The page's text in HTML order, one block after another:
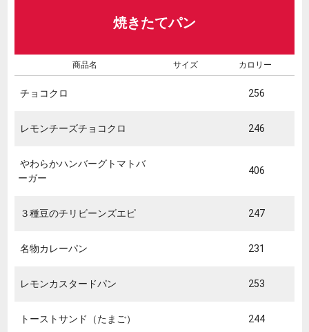
焼きたてパン
商品名 サイズ カロリー
チョコクロ 256
レモンチーズチョコクロ 246
やわらかハンバーグトマトバ
ーガー
406
３種豆のチリビーンズエピ 247
名物カレーパン 231
レモンカスタードパン 253
トーストサンド（たまご） 244